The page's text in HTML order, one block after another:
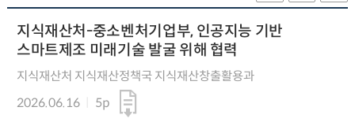
지식재산처-중소벤처기업부, 인공지능 기반
스마트제조 미래기술 발굴 위해 협력
지식재산처 지식재산정책국 지식재산창출활용과
2026.06.16
5p